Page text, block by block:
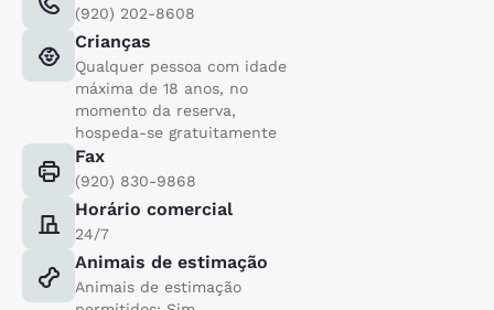
(920) 202-8608
Crianças
Qualquer pessoa com idade
máxima de 18 anos, no
momento da reserva,
hospeda-se gratuitamente
Fax
(920) 830-9868
Horário comercial
24/7
Animais de estimação
Animais de estimação